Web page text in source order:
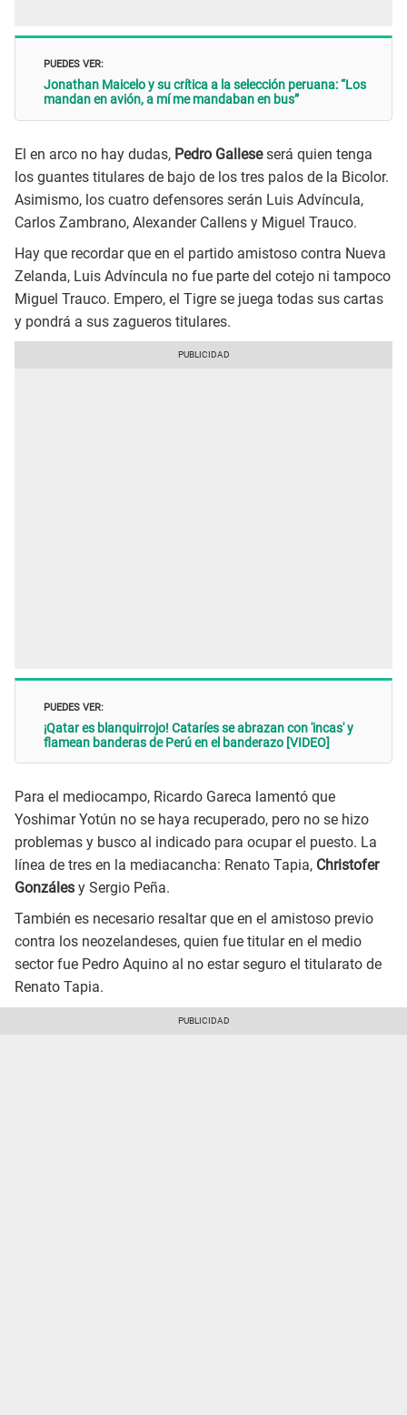
PUEDES VER:
Jonathan Maicelo y su crítica a la selección peruana: “Los
mandan en avión, a mí me mandaban en bus”
El en arco no hay dudas, Pedro Galleseserá quien tenga
los guantes titulares de bajo de los tres palos de la Bicolor.
Asimismo, los cuatro defensores serán Luis Advíncula,
Carlos Zambrano, Alexander Callens y Miguel Trauco.
Hay que recordar que en el partido amistoso contra Nueva
Zelanda, Luis Advíncula no fue parte del cotejo ni tampoco
Miguel Trauco. Empero, el Tigre se juega todas sus cartas
y pondrá a sus zagueros titulares.
PUEDES VER:
¡Qatar es blanquirrojo! Cataríes se abrazan con 'incas' y
flamean banderas de Perú en el banderazo [VIDEO]
Para el mediocampo, Ricardo Gareca lamentó que
Yoshimar Yotún no se haya recuperado, pero no se hizo
problemas y busco al indicado para ocupar el puesto. La
línea de tres en la mediacancha: Renato Tapia, Christofer
Gonzáles y Sergio Peña.
También es necesario resaltar que en el amistoso previo
contra los neozelandeses, quien fue titular en el medio
sector fue Pedro Aquino al no estar seguro el titularato de
Renato Tapia.